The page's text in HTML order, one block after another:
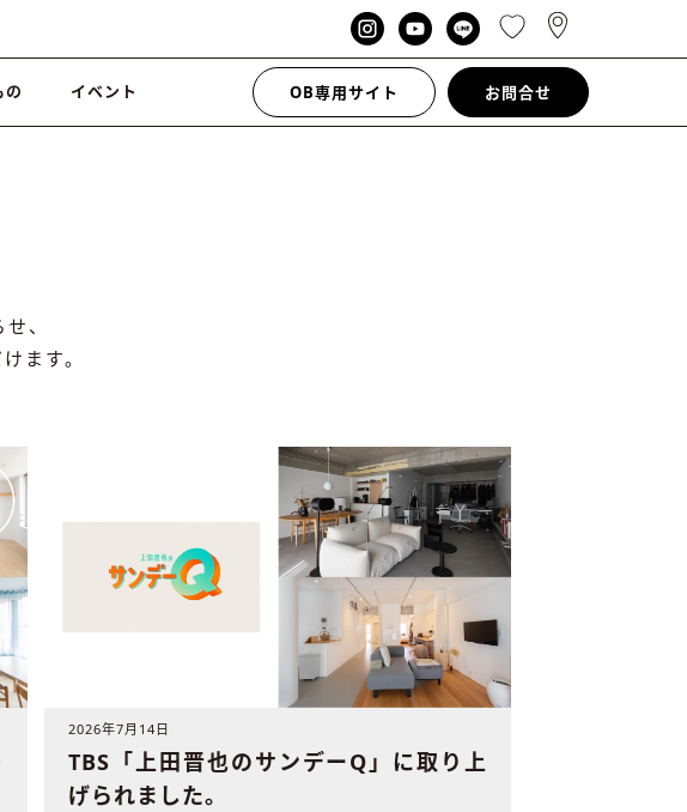
の イベント OB専用サイト お問合せ
、
ます。
2026年7月14日
TBS「上田晋也のサンデーQ」に取り上
げられました。